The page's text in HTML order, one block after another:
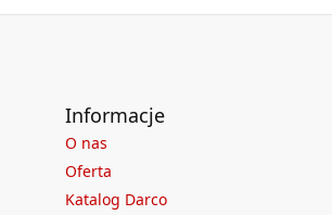
Informacje
O nas
Oferta
Katalog Darco